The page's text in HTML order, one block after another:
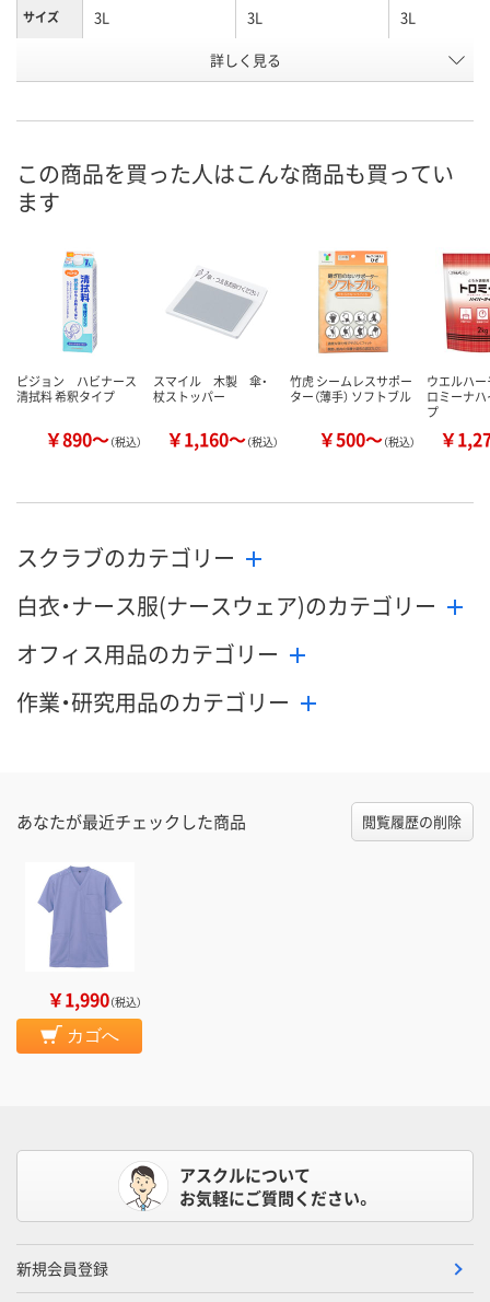
サイズ 3L 3L 3L
ダークネイビー ネイビー
号
お届け日
数量
カゴへ カゴへ カ
詳しく見る
この商品を買った人はこんな商品も買ってい
ます
ピジョン ハビナース
清拭料 希釈タイプ
￥890～（税込）
スマイル 木製 傘・
杖ストッパー
￥1,160～（税込）
竹虎 シームレスサポー
ター（薄手） ソフトブル
￥500～（税込）
ウエルハ
ロミーナ
プ
￥
スクラブのカテゴリー
白衣・ナース服(ナースウェア)のカテゴリー
オフィス用品のカテゴリー
作業・研究用品のカテゴリー
あなたが最近チェックした商品 閲覧履歴の削除
￥1,990（税込）
カゴへ
アスクルについて
お気軽にご質問ください。
新規会員登録